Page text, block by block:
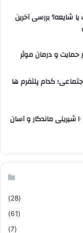
شایعه؟ بررسی آخرین
حمایت و درمان موثر
کدام پلتفرم ها
بهترین دستورات شیرینی خشک برای عید نوروز؛ ۱۰ شیرینی ماندگار و آسان
(28)
(61)
(7)